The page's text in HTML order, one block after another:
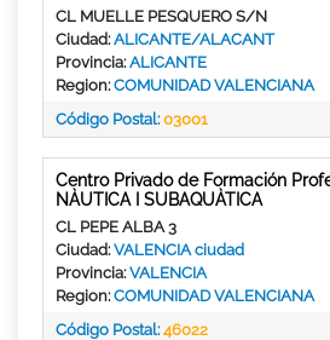
CL MUELLE PESQUERO S/N
Ciudad:ALICANTE/ALACANT
Provincia:ALICANTE
Region:COMUNIDAD VALENCIANA
Código Postal:03001
Centro Privado de Formación
NÀUTICA I SUBAQUÀTICA
CL PEPE ALBA 3
Ciudad:VALENCIA ciudad
Provincia:VALENCIA
Region:COMUNIDAD VALENCIANA
Código Postal:46022